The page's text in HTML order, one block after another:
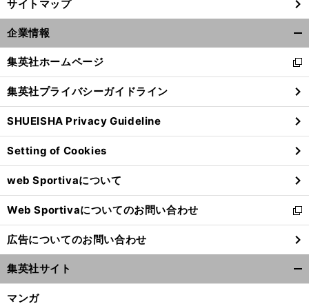
サイトマップ
企業情報
閉
る
集英社ホームページ
新
し
い
ウ
ィ
ン
ド
ウ
で
開
く
集英社プライバシーガイドライン
SHUEISHA Privacy Guideline
Setting of Cookies
web Sportivaについて
Web Sportivaについてのお問い合わせ
新
し
い
ウ
ィ
ン
広告についてのお問い合わせ
集英社サイト
マンガ